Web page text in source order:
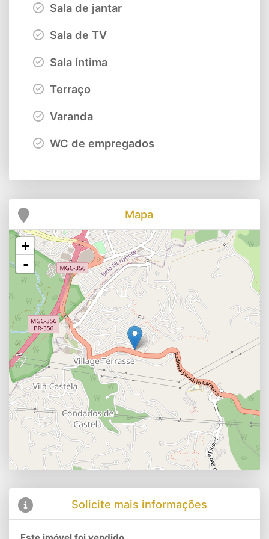
Sala de jantar
Sala de TV
Sala íntima
Terraço
Varanda
WC de empregados
Mapa
+
-
Solicite mais informações